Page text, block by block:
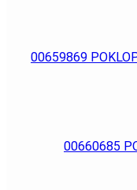
00659869
00660685